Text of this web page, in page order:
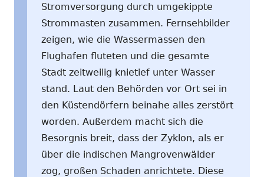
Stromversorgung durch umgekippte
Strommasten zusammen. Fernsehbilder
zeigen, wie die Wassermassen den
Flughafen fluteten und die gesamte
Stadt zeitweilig knietief unter Wasser
stand. Laut den Behörden vor Ort sei in
den Küstendörfern beinahe alles zerstört
worden. Außerdem macht sich die
Besorgnis breit, dass der Zyklon, als er
über die indischen Mangrovenwälder
zog, großen Schaden anrichtete. Diese